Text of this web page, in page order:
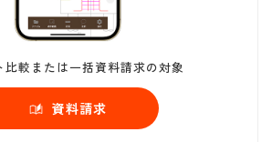
比較または一括資料請求の対象
資料請求